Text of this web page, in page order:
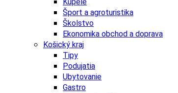
Šport a agroturistika
Školstvo
Ekonomika obchod a doprava
Košický kraj
Tipy
Podujatia
Ubytovanie
Gastro